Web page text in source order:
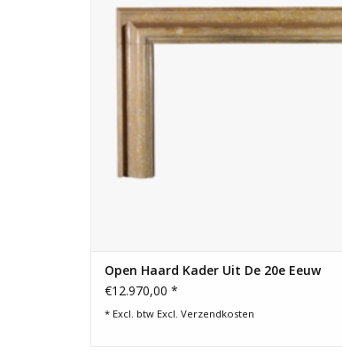
Open Haard Kader Uit De 20e Eeuw
€12.970,00 *
* Excl. btw Excl. Verzendkosten